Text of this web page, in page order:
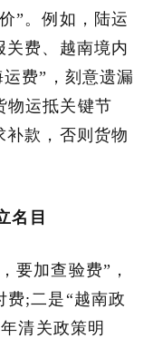
”。例如，陆运
关费、越南境内
费”，刻意遗漏
物运抵关键节
补款，否则货物
名目
要加查验费”，
费;二是“越南政
清关政策明